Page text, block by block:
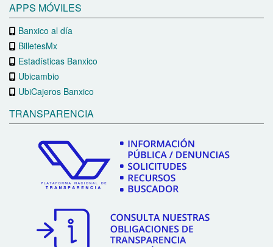
APPS MÓVILES
Banxico al día
BilletesMx
Estadísticas Banxico
Ubicambio
UbiCajeros Banxico
TRANSPARENCIA